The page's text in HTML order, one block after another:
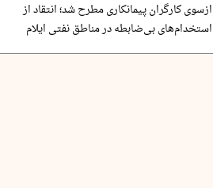
ازسوی کارگران پیمانکاری مطرح شد؛ انتقاد از
استخدام‌های بی‌ضابطه در مناطق نفتی ایلام